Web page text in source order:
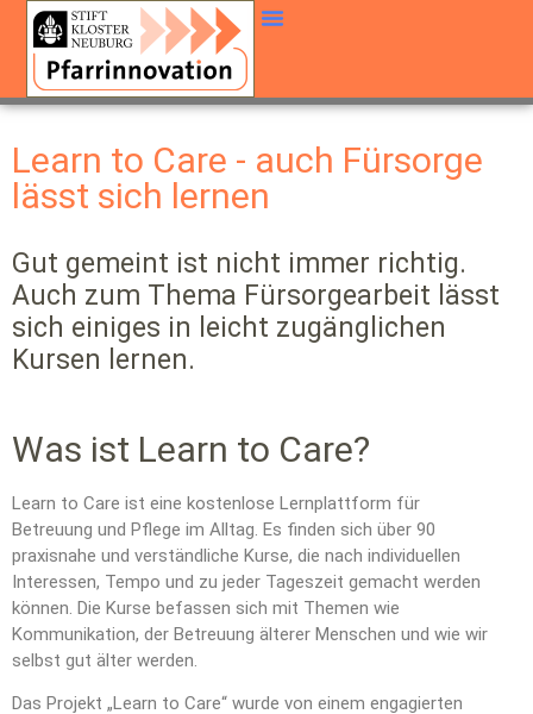
Learn to Care - auch Fürsorge
lässt sich lernen
Gut gemeint ist nicht immer richtig.
Auch zum Thema Fürsorgearbeit lässt
sich einiges in leicht zugänglichen
Kursen lernen.
Was ist Learn to Care?
Learn to Care ist eine kostenlose Lernplattform für
Betreuung und Pflege im Alltag. Es finden sich über 90
praxisnahe und verständliche Kurse, die nach individuellen
Interessen, Tempo und zu jeder Tageszeit gemacht werden
können. Die Kurse befassen sich mit Themen wie
Kommunikation, der Betreuung älterer Menschen und wie wir
selbst gut älter werden.
Das Projekt „Learn to Care“ wurde von einem engagierten